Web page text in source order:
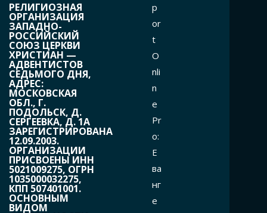
РЕЛИГИОЗНАЯ
ОРГАНИЗАЦИЯ
ЗАПАДНО-
РОССИЙСКИЙ
СОЮЗ ЦЕРКВИ
ХРИСТИАН —
АДВЕНТИСТОВ
СЕДЬМОГО ДНЯ,
АДРЕС:
МОСКОВСКАЯ
ОБЛ., Г.
ПОДОЛЬСК, Д.
СЕРГЕЕВКА, Д. 1А
ЗАРЕГИСТРИРОВАНА
12.09.2003.
ОРГАНИЗАЦИИ
ПРИСВОЕНЫ ИНН
5021009275, ОГРН
1035000032275,
КПП 507401001.
ОСНОВНЫМ
ВИДОМ
p
or
t
O
nli
n
e
Pr
o:
Е
ва
нг
е